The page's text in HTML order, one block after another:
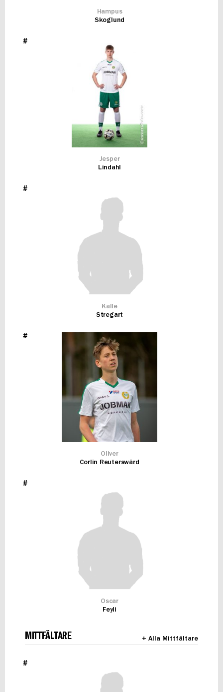
Hampus
Skoglund
#
Jesper
Lindahl
#
Kalle
Stregart
#
Oliver
Corlin Reuterswärd
#
Oscar
Feyli
MITTFÄLTARE + Alla Mittfältare
#